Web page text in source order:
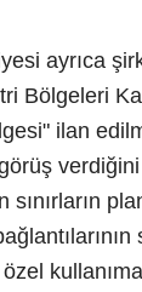
ayrıca
Bölgeleri
ilan
verdiğini
sınırların
kullanıma